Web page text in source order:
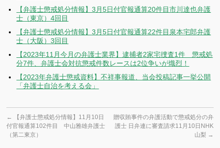
【弁護士懲戒処分情報】3月5日付官報通算20件目市川達也弁護
士（東京）4回目
【弁護士懲戒処分情報】3月5日付官報通算22件目泉本宅郎弁護
士（大阪）3回目
【2023年11月今月の弁護士業界】逮捕者2家宅捜査1件 懲戒処
分7件、弁護士会対抗懲戒件数レースは2位争いが熾烈！
【2023年弁護士懲戒資料】不祥事報道、当会投稿記事一挙公開
「弁護士自治を考える会」
←
【弁護士懲戒処分情報】11月10日
付官報通算102件目 中山雅雄弁護士
（第二東京）
贈収賄事件の弁護活動で懲戒処分の弁
護士 日弁連に審査請求11月10日NHK
山梨 →